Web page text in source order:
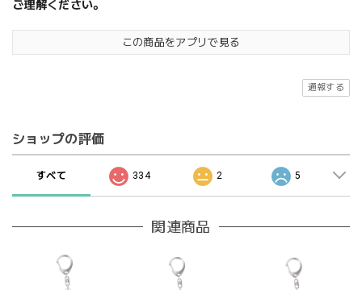
ご理解ください。
この商品をアプリで見る
通報する
ショップの評価
すべて 334 2 5
関連商品